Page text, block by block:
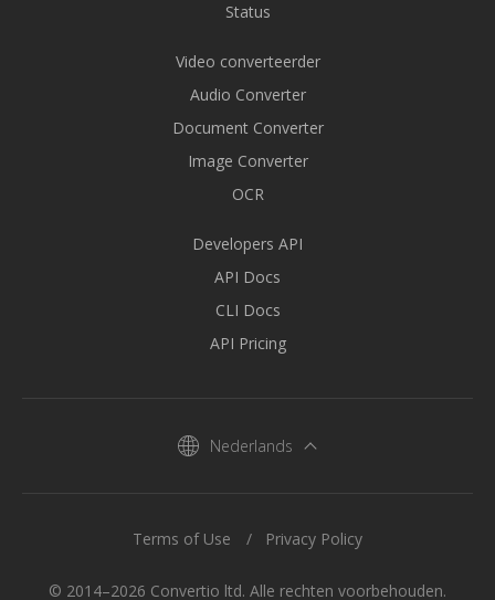
Status
Video converteerder
Audio Converter
Document Converter
Image Converter
OCR
Developers API
API Docs
CLI Docs
API Pricing
Nederlands
© 2014–2026 Convertio ltd. Alle rechten voorbehouden.
Terms of Use Privacy Policy